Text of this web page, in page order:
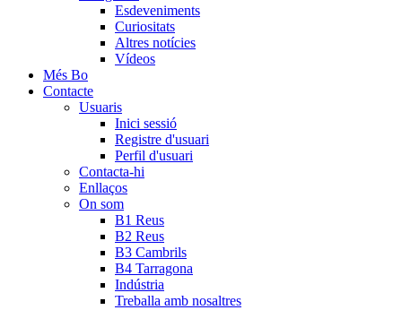
Esdeveniments
Curiositats
Altres notícies
Vídeos
Més Bo
Contacte
Usuaris
Inici sessió
Registre d'usuari
Perfil d'usuari
Contacta-hi
Enllaços
On som
B1 Reus
B2 Reus
B3 Cambrils
B4 Tarragona
Indústria
Treballa amb nosaltres